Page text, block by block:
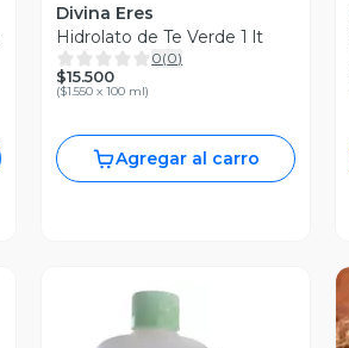
Divina Eres
Hidrolato de Te Verde 1 lt
0(0)
$15.500
($1.550 x 100 ml)
Agregar al carro